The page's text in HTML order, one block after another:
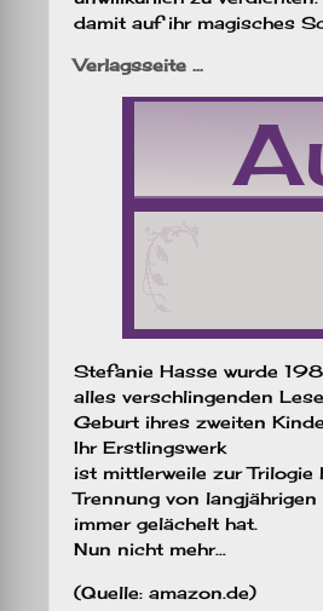
damit auf ihr magisches
Verlagsseite …
Stefanie Hasse wurde
alles verschlingenden
Geburt ihres zweiten
Ihr Erstlingswerk
ist mittlerweile zur Trilogie
Trennung von
immer gelächelt hat.
Nun nicht mehr…
(Quelle: amazon.de)